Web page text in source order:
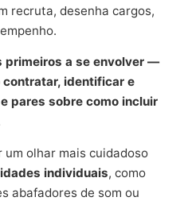
recruta, desenha cargos,
primeiros a se envolver —
contratar, identificar e
pares sobre como incluir
olhar mais cuidadoso
individuais, como
abafadores de som ou